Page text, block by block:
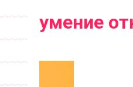
умение